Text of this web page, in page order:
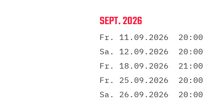
SEPT. 2026
Fr. 11.09.2026 20:00
Sa. 12.09.2026 20:00
Fr. 18.09.2026 21:00
Fr. 25.09.2026
20:00
Sa. 26.09.2026
20:00